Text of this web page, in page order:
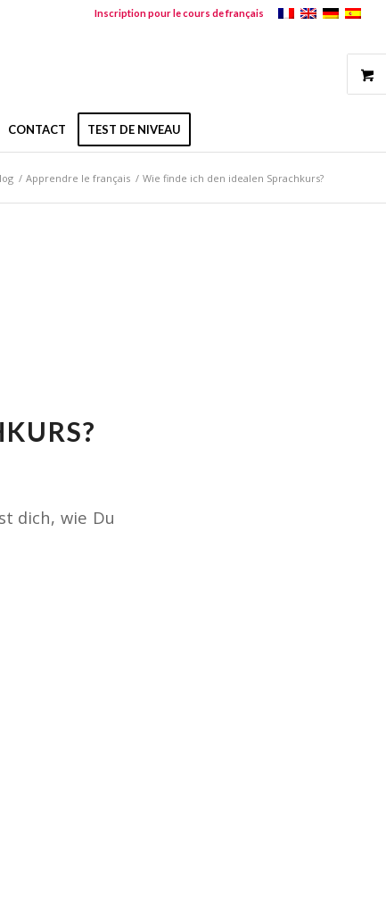
Inscription pour le cours de français
CONTACT TEST DE NIVEAU
/ Apprendre le français / Wie finde ich den idealen Sprachkurs?
dich, wie Du